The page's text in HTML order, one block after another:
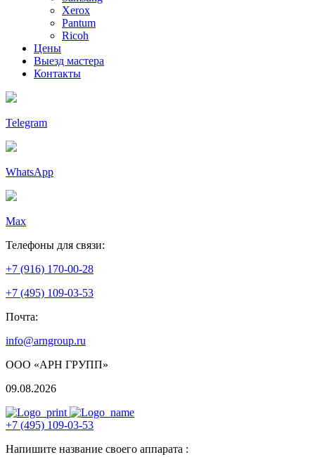
Xerox
Pantum
Ricoh
Цены
Выезд мастера
Контакты
Telegram
WhatsApp
Max
Телефоны для связи:
+7 (916) 170-00-28
+7 (495) 109-03-53
Почта:
info@arngroup.ru
ООО «АРН ГРУПП»
09.08.2026
+7 (495) 109-03-53
Напишите название своего аппарата :